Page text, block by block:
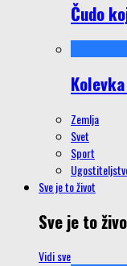
Čudo
Zemlja
Svet
Sport
Sve je to život
Sve je to
Vidi sve